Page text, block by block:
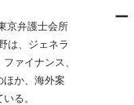
京弁護士会所
は、ジェネラ
ァイナンス、
ほか、海外案
る。
ー